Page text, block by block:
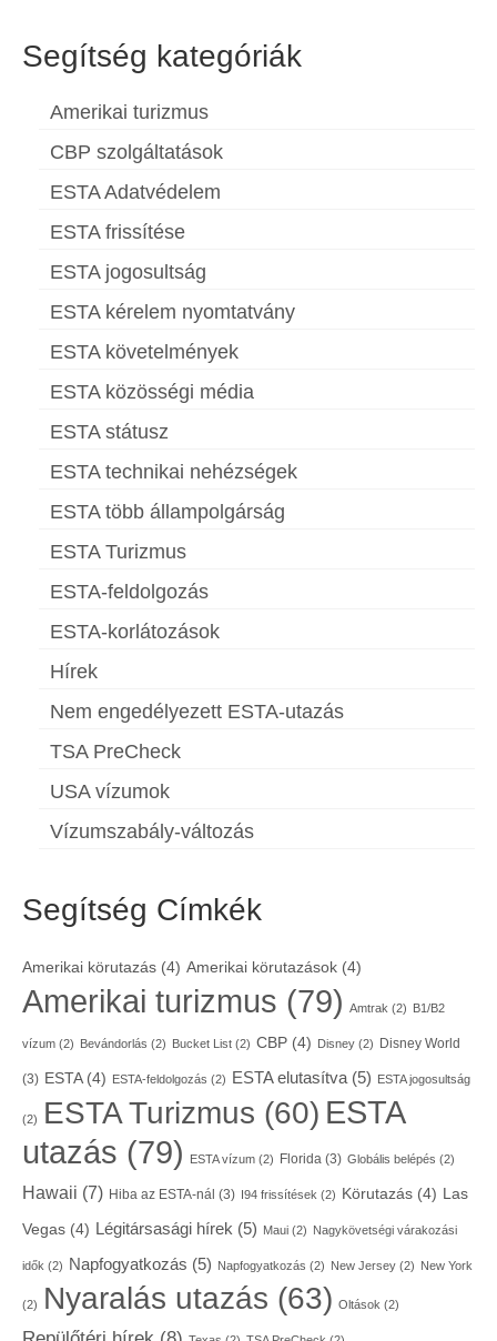
Segítség kategóriák
Amerikai turizmus
CBP szolgáltatások
ESTA Adatvédelem
ESTA frissítése
ESTA jogosultság
ESTA kérelem nyomtatvány
ESTA követelmények
ESTA közösségi média
ESTA státusz
ESTA technikai nehézségek
ESTA több állampolgárság
ESTA Turizmus
ESTA-feldolgozás
ESTA-korlátozások
Hírek
Nem engedélyezett ESTA-utazás
TSA PreCheck
USA vízumok
Vízumszabály-változás
Segítség Címkék
Amerikai körutazás (4) Amerikai körutazások (4)
Amerikai turizmus (79) Amtrak (2) B1/B2
vízum (2) Bevándorlás (2) Bucket List (2) CBP (4) Disney (2) Disney World
(3) ESTA(4) ESTA-feldolgozás (2) ESTA elutasítva(5) ESTA jogosultság
(2) ESTA Turizmus (60) ESTA
utazás (79) ESTA vízum (2) Florida (3) Globális belépés (2)
Hawaii (7) Hiba az ESTA-nál (3) I94 frissítések (2) Körutazás (4) Las
Vegas (4) Légitársasági hírek (5) Maui (2) Nagykövetségi várakozási
idők (2) Napfogyatkozás (5) Napfogyatkozás (2) New Jersey (2) New York
(2) Nyaralás utazás (63) Oltások (2)